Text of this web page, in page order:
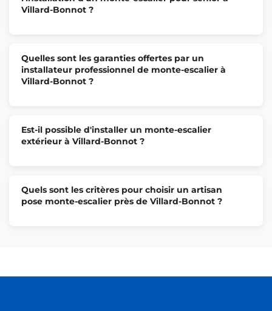
Villard-Bonnot ?
Quelles sont les garanties offertes par un
installateur professionnel de monte-escalier à
Villard-Bonnot ?
Est-il possible d'installer un monte-escalier
extérieur à Villard-Bonnot ?
Quels sont les critères pour choisir un artisan
pose monte-escalier près de Villard-Bonnot ?